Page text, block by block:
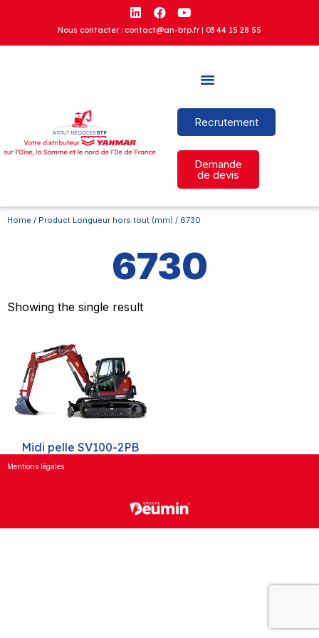
Nous contacter : contact@an-btp.fr | 03 44 15 28 55
Recrutement
Demande
de devis
Home / Product Longueur hors tout (mm) / 6730
6730
Showing the single result
Midi pelle SV100-2PB
Mentions légales